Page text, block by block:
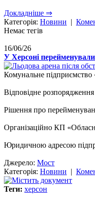
Докладніше ⇒
Категорія: Новини |
Немає тегів
16/06/26
У Херсоні
Комунальне
Відповідне
Рішення про
Організаційно КП
Юридичною адресою
Джерело: Мост
Категорія: Новини |
Теги: херсон